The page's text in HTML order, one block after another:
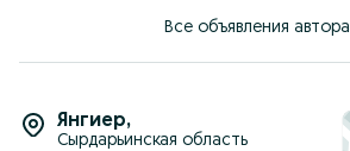
Все объявления автора
Янгиер,
Сырдарьинская область